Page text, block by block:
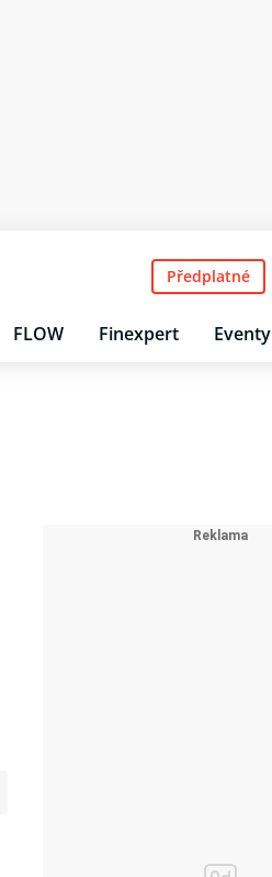
FLOW Finexpert Eventy
Předplatné